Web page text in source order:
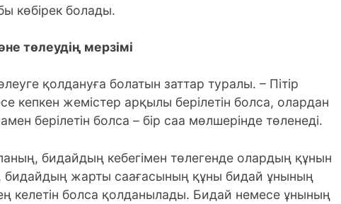
көбірек болады.
төлеудің мерзімі
қолдануға болатын заттар туралы. – Пітір
кепкен жемістер арқылы берілетін болса, олардан
берілетін болса – бір саа мөлшерінде төленеді.
бидайдың кебегімен төлегенде олардың құнын
бидайдың жарты саағасының құны бидай ұнының
келетін болса қолданылады. Бидай немесе ұнының